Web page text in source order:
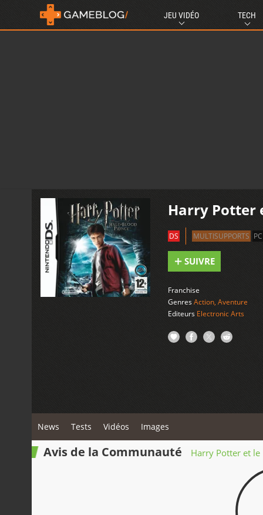
JEU VIDÉO TECH
Harry Potter
DS MULTISUPPORTS PC
SUIVRE
Franchise
GenresAction, Aventure
Editeurs Electronic Arts
News Tests Vidéos Images
Avis de la Communauté Harry Potter et le